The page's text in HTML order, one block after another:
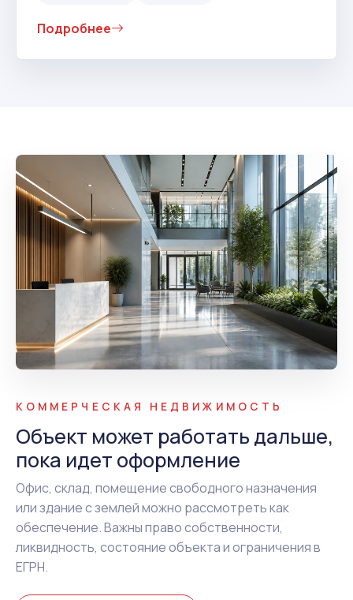
Подробнее
КОММЕРЧЕСКАЯ НЕДВИЖИМОСТЬ
Объект может работать дальше,
пока идет оформление
Офис, склад, помещение свободного назначения
или здание с землей можно рассмотреть как
обеспечение. Важны право собственности,
ликвидность, состояние объекта и ограничения в
ЕГРН.